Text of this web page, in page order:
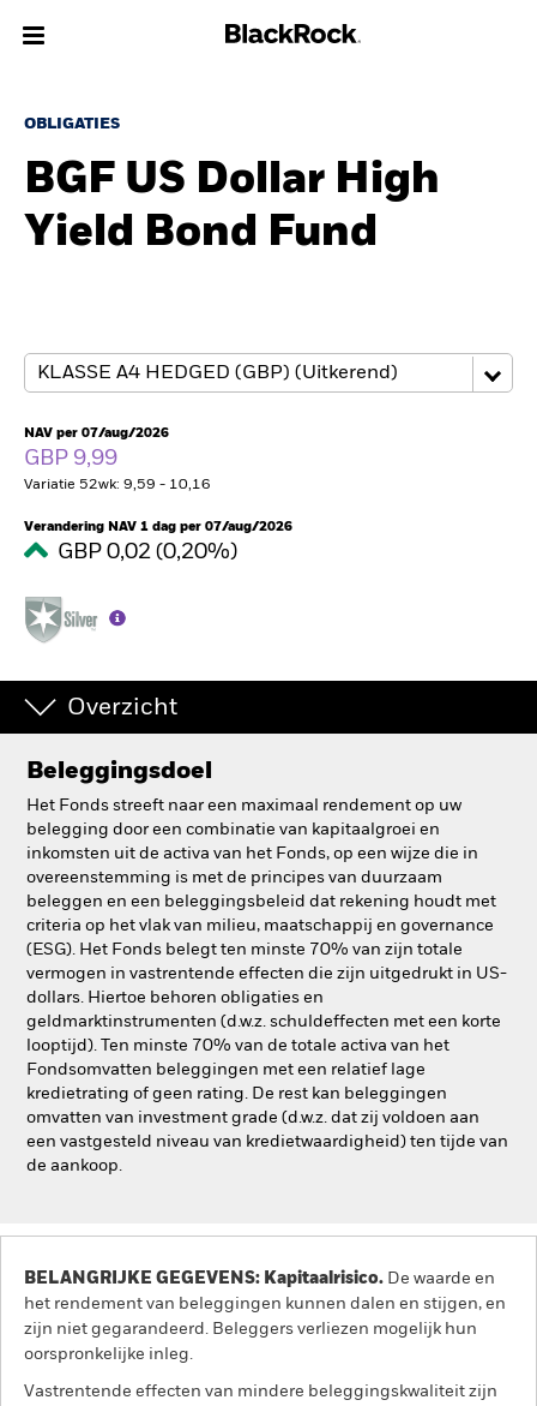
Over Ons
Producten
Thema's
Beleggingsinformatie
Particulieren
Nederland
iShares
OBLIGATIES
BGF US Dollar High
Yield Bond Fund
NAV per 07/aug/2026
GBP 9,99
Variatie 52wk: 9,59 - 10,16
Verandering NAV 1 dag per 07/aug/2026
GBP 0,02 (0,20%)
Overzicht
Beleggingsdoel
Het Fonds streeft naar een maximaal rendement op uw
belegging door een combinatie van kapitaalgroei en
inkomsten uit de activa van het Fonds, op een wijze die in
overeenstemming is met de principes van duurzaam
beleggen en een beleggingsbeleid dat rekening houdt met
criteria op het vlak van milieu, maatschappij en governance
(ESG). Het Fonds belegt ten minste 70% van zijn totale
vermogen in vastrentende effecten die zijn uitgedrukt in US-
dollars. Hiertoe behoren obligaties en
geldmarktinstrumenten (d.w.z. schuldeffecten met een korte
looptijd). Ten minste 70% van de totale activa van het
Fondsomvatten beleggingen met een relatief lage
kredietrating of geen rating. De rest kan beleggingen
omvatten van investment grade (d.w.z. dat zij voldoen aan
een vastgesteld niveau van kredietwaardigheid) ten tijde van
de aankoop.
BELANGRIJKE GEGEVENS: Kapitaalrisico. De waarde en
het rendement van beleggingen kunnen dalen en stijgen, en
zijn niet gegarandeerd. Beleggers verliezen mogelijk hun
oorspronkelijke inleg.
Vastrentende effecten van mindere beleggingskwaliteit zijn